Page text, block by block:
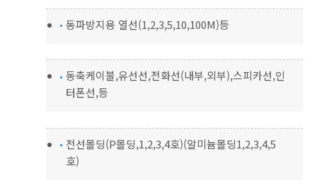
동파방지용 열선(1,2,3,5,10,100M)등
동축케이불,유선선,전화선(내부,외부),스피카선,인
터폰선,등
전선몰딩(P몰딩,1,2,3,4호)(알미늄몰딩1,2,3,4,5
호)